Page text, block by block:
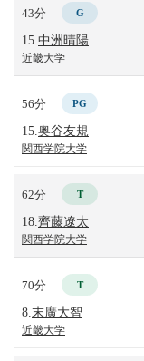
43分 G
15. 中洲晴陽
近畿大学
56分 PG
15. 奥谷友規
関西学院大学
62分 T
18. 齊藤遼太
関西学院大学
70分 T
8. 末廣大智
近畿大学